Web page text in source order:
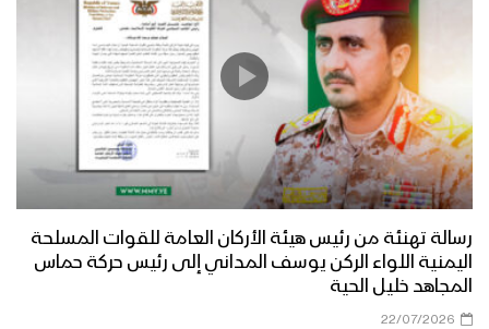
رسالة تهنئة من رئيس هيئة الأركان العامة للقوات المسلحة
اليمنية اللواء الركن يوسف المداني إلى رئيس حركة حماس
المجاهد خليل الحية
22/07/2026